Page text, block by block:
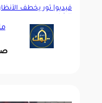
فيديو| ثور يخطف